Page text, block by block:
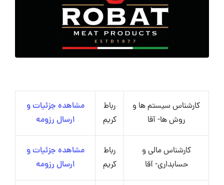
کارشناس سیستم ها و
روش ها- آقا
رباط
کریم
مشاهده جزئیات و
ارسال رزومه
کارشناس مالی و
حسابداری- آقا
رباط
کریم
مشاهده جزئیات و
ارسال رزومه